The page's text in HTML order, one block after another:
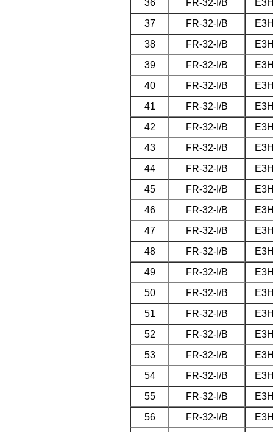
36 FR-32-I/B
37
FR-32-I/B
38
FR-32-I/B
39
FR-32-I/B
40
FR-32-I/B
41
FR-32-I/B
42
FR-32-I/B
43
FR-32-I/B
44
FR-32-I/B
45
FR-32-I/B
46
FR-32-I/B
47
FR-32-I/B
48
FR-32-I/B
49
FR-32-I/B
50
FR-32-I/B
51
FR-32-I/B
52
FR-32-I/B
53
FR-32-I/B
54
FR-32-I/B
55
FR-32-I/B
56
FR-32-I/B